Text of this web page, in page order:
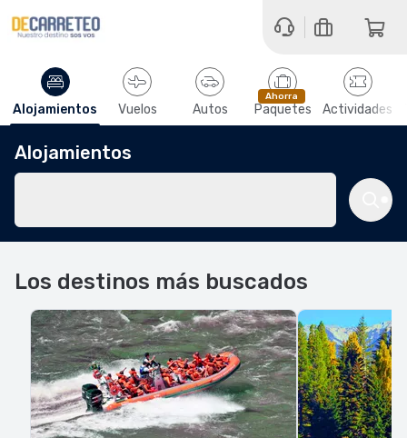
Alojamientos Vuelos Autos
Ahorra
Paquetes Actividades
Alojamientos
Los destinos más buscados